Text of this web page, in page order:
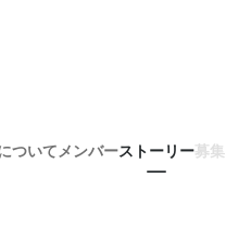
ついて メンバーストーリー募集